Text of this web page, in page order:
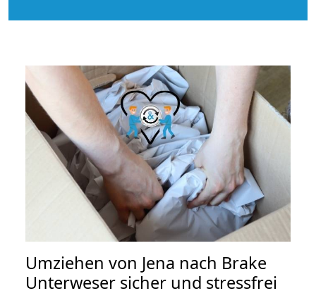
Umziehen von Jena nach Brake
Unterweser sicher und stressfrei